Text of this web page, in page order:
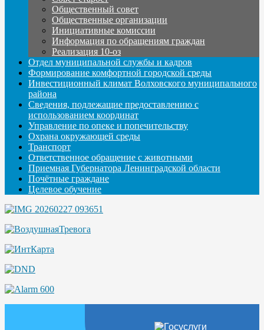
Общественный совет
Общественные организации
Инициативные комиссии
Информация по обращениям граждан
Реализация 10-оз
Отдел муниципальной службы и кадров
Формирование комфортной городской среды
Инвестиционный климат Волховского муниципального
района
Сведения, подлежащие предоставлению с
использованием координат
Управление по опеке и попечительству
Охрана окружающей среды
Транспорт
Ответственное обращение с животными
Приемная Губернатора Ленинградской области
Почётные граждане
Целевое обучение